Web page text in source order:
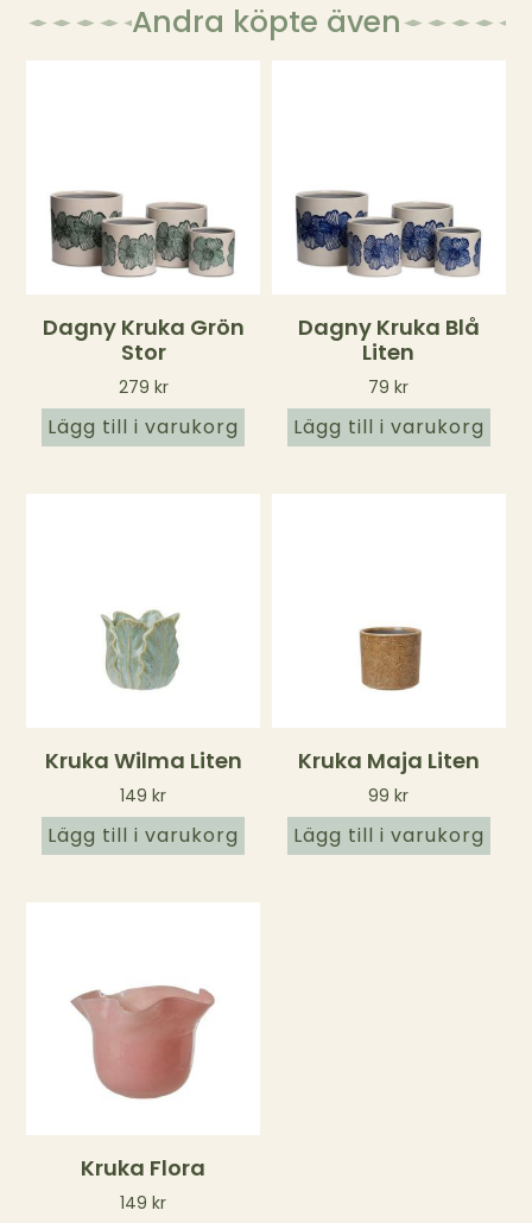
Andra köpte även
Dagny Kruka Grön
Stor
279 kr
Lägg till i varukorg
Dagny Kruka Blå
Liten
79kr
Lägg till i varukorg
Kruka Wilma Liten
149kr
Lägg till i varukorg
Kruka Maja Liten
99kr
Lägg till i varukorg
Kruka Flora
149kr